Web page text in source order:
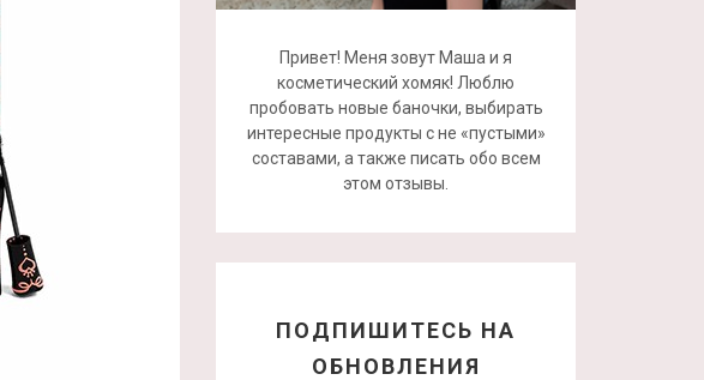
Привет! Меня зовут Маша и я
косметический хомяк! Люблю
пробовать новые баночки, выбирать
интересные продукты с не «пустыми»
составами, а также писать обо всем
этом отзывы.
ПОДПИШИТЕСЬ НА
ОБНОВЛЕНИЯ